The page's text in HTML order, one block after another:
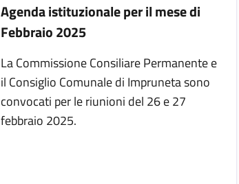
Agenda istituzionale per il mese di
Febbraio 2025
La Commissione Consiliare Permanente e
il Consiglio Comunale di Impruneta sono
convocati per le riunioni del 26 e 27
febbraio 2025.